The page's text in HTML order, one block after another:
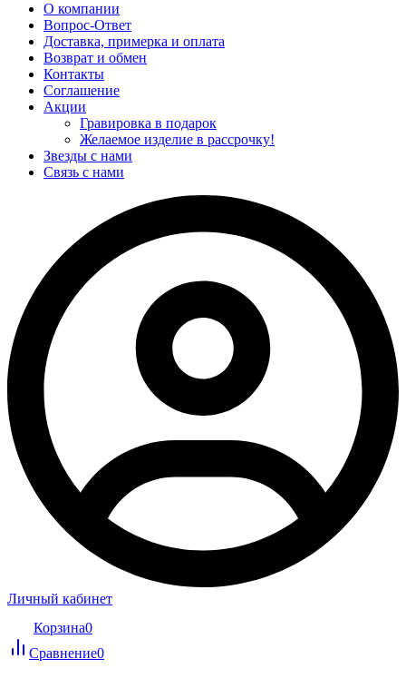
О компании
Вопрос-Ответ
Доставка, примерка и оплата
Возврат и обмен
Контакты
Соглашение
Акции
Гравировка в подарок
Желаемое изделие в рассрочку!
Звезды с нами
Связь с нами
Личный кабинет
Корзина0
Сравнение0